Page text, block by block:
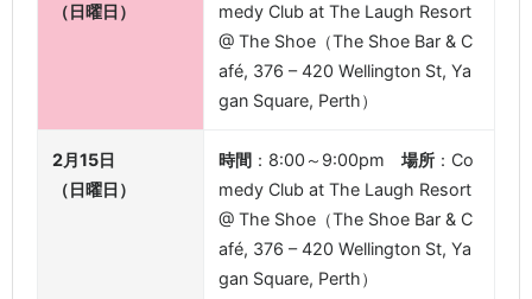
（日曜日）
medy Club at The Laugh Resort
@ The Shoe（The Shoe Bar & C
afé, 376 – 420 Wellington St, Ya
gan Square, Perth）
2月15日
（日曜日）
時間 ：8:00～9:00pm 場所 ：Co
medy Club at The Laugh Resort
@ The Shoe（The Shoe Bar & C
afé, 376 – 420 Wellington St, Ya
gan Square, Perth）